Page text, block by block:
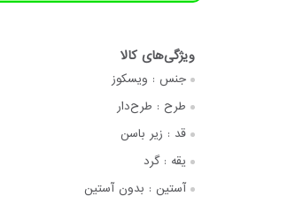
جنس : ویسکوز
طرح : طرح‌دار
قد : زیر باسن
یقه : گرد
آستین : بدون آستین